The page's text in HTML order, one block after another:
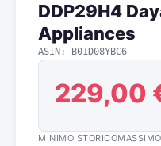
DDP29H4
Appliances
ASIN: B01D08YBC6
229,00
MINIMO STORICO